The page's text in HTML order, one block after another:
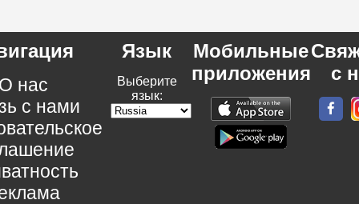
нас
с нами
Язык
Выберите
язык:
Мобильные
приложения
с